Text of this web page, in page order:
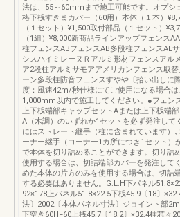
法は、55～60mmまで施工可能です。オプシ
格下桟すきまカバー（60用）本体（１本）
（１セット）¥1,500取付部品（１セット）
（1組）¥8,000新商品ラインアップフェンス
柱フェンスABフェンスAB多段柱フェンスAL
シスハイミレーヌＲアルミ形材フェンスアル
ア2段柱アルミサモアアメリカンフェンス取替
ーン多段柱防音フェンスすやや〔拾い出しに
度：風速42m/秒仕様にてご使用になる場合
1,000mm以内で施工してください。●フェン
上下桟端部キャップセットAまたは上下桟端
A（木調）のいずれか1セットを必ず発注して
にはストレート継手（柱に含まれています）
ーナー継手（コーナー1カ所につき1セット）
で本体を切り詰めることができます。切り詰
使用する場合は、切詰端部カバーを発注して
めた本体の片方のみを使用する場合は、切詰
する必要はありません。G.L.H下パネル
92×178上パネル51.8×22.5下桟45.9〔18〕
法〕2002〔本体パネル寸法〕ジョイント部
下空き60H−60上桟45.7〔18.2〕×32.4柱芯々